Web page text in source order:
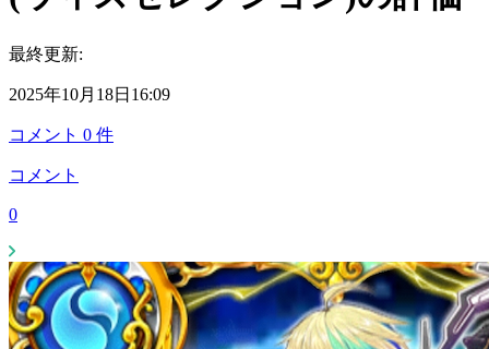
最終更新:
2025年10月18日16:09
コメント 0 件
コメント
0